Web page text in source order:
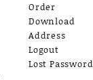
Order
Download
Address
Logout
Lost Password